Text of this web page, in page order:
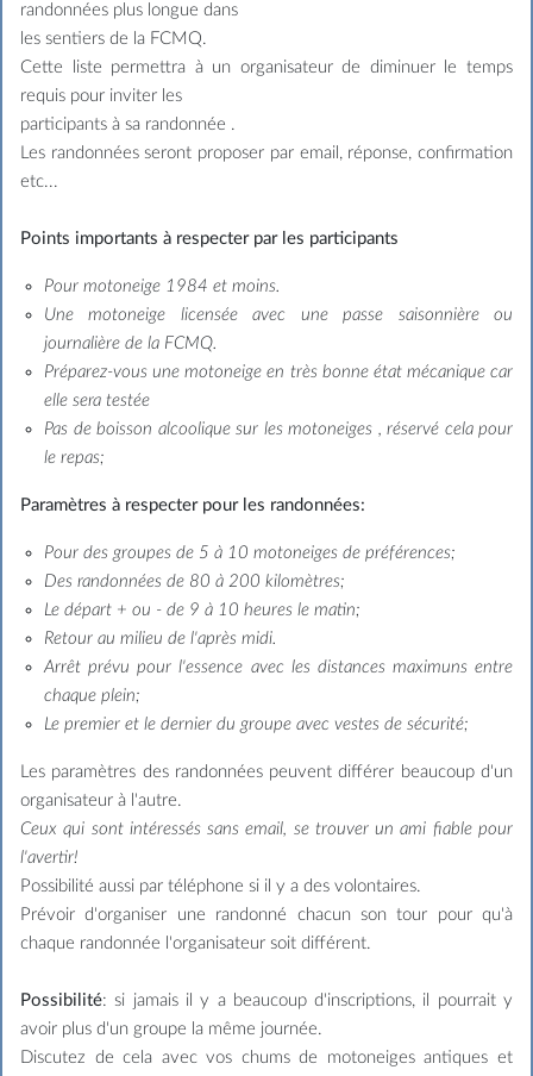
randonnées plus longue dans
les sentiers de la FCMQ.
Cette liste permettra à un organisateur de diminuer le temps
requis pour inviter les
participants à sa randonnée .
Les randonnées seront proposer par email, réponse, confirmation
etc...
Points importants à respecter par les participants
Pour motoneige 1984 et moins.
Une motoneige licensée avec une passe saisonnière ou
journalière de la FCMQ.
Préparez-vous une motoneige en très bonne état mécanique car
elle sera testée
Pas de boisson alcoolique sur les motoneiges , réservé cela pour
le repas;
Paramètres à respecter pour les randonnées:
Pour des groupes de 5 à 10 motoneiges de préférences;
Des randonnées de 80 à 200 kilomètres;
Le départ + ou - de 9 à 10 heures le matin;
Retour au milieu de l'après midi.
Arrêt prévu pour l'essence avec les distances maximuns entre
chaque plein;
Le premier et le dernier du groupe avec vestes de sécurité;
Les paramètres des randonnées peuvent différer beaucoup d'un
organisateur à l'autre.
Ceux qui sont intéressés sans email, se trouver un ami fiable pour
l'avertir!
Possibilité aussi par téléphone si il y a des volontaires.
Prévoir d'organiser une randonné chacun son tour pour qu'à
chaque randonnée l'organisateur soit différent.
Possibilité: si jamais il y a beaucoup d'inscriptions, il pourrait y
avoir plus d'un groupe la même journée.
Discutez de cela avec vos chums de motoneiges antiques et